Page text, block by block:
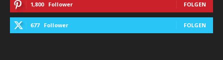
1,800 Follower FOLGEN
677 Follower FOLGEN